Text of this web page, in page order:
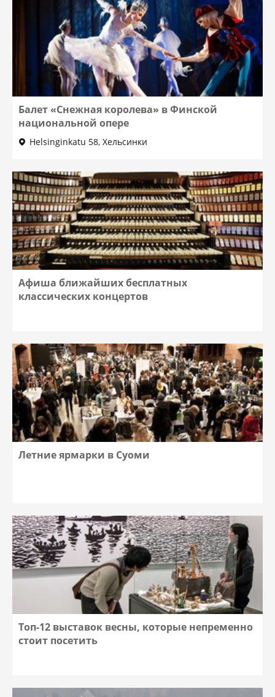
Балет «Снежная королева» в Финской
национальной опере
Helsinginkatu 58, Хельсинки
Афиша ближайших бесплатных
классических концертов
Летние ярмарки в Суоми
Топ-12 выставок весны, которые непременно
стоит посетить